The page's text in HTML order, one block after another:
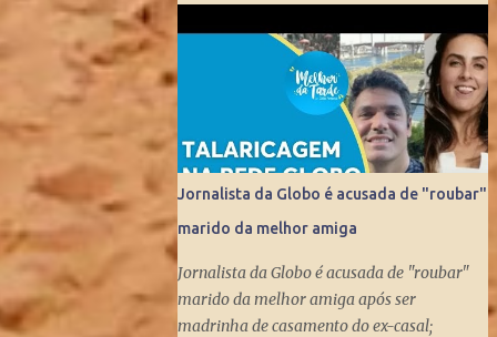
Globo, sem o pai saber, o que prova que não
houve nepotismo, se tornou um dos
principais repórteres, fazendo matérias
especiais para o Jornal Nacional, Esporte
Espetacular. Até se tornar apresent...
Jornalista da Globo é acusada de "roubar"
marido da melhor amiga
Jornalista da Globo é acusada de "roubar"
marido da melhor amiga após ser
madrinha de casamento do ex-casal;